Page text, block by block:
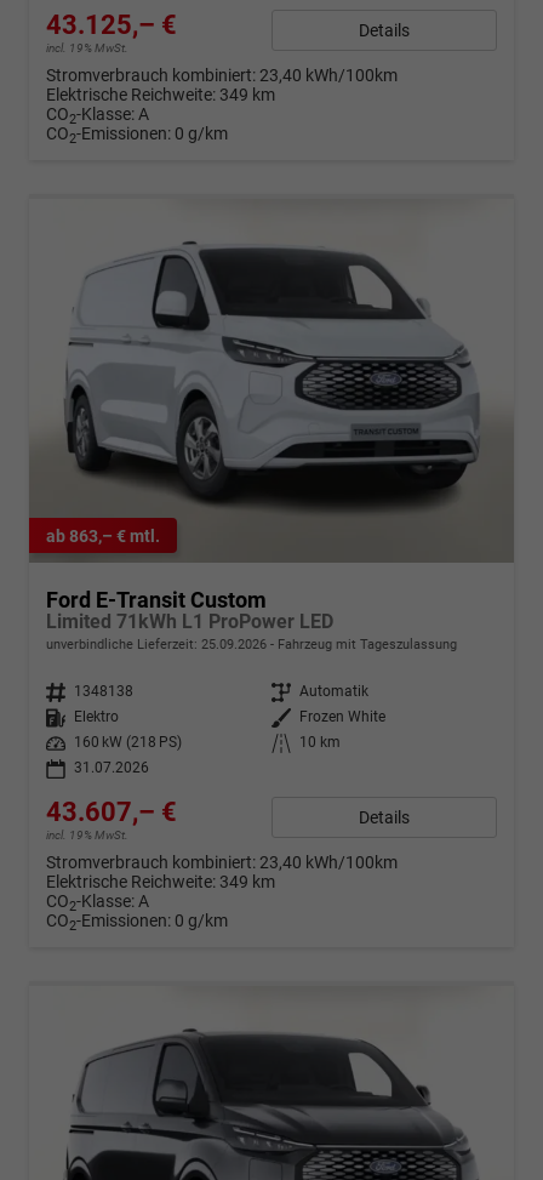
43.125,– €
incl. 19% MwSt.
Details
Stromverbrauch kombiniert: 23,40 kWh/100km
Elektrische Reichweite: 349 km
CO2-Klasse:A
CO2-Emissionen: 0 g/km
ab 863,– € mtl.
Ford E-Transit Custom
Limited 71kWh L1 ProPower LED
unverbindliche Lieferzeit: 25.09.2026 Fahrzeug mit Tageszulassung
Fahrzeugnr. 1348138 Getriebe Automatik
Kraftstoff
Elektro Außenfarbe
Frozen White
Leistung
160 kW (218 PS) Kilometerstand
10 km
31.07.2026
43.607,– €
incl. 19% MwSt.
Details
Stromverbrauch kombiniert: 23,40 kWh/100km
Elektrische Reichweite: 349 km
CO2-Klasse:A
CO2-Emissionen: 0 g/km